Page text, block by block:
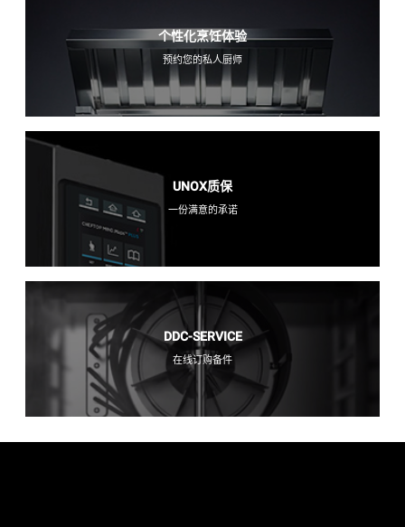
个性化烹饪体验
预约您的私人厨师
UNOX质保
一份满意的承诺
DDC-SERVICE
在线订购备件